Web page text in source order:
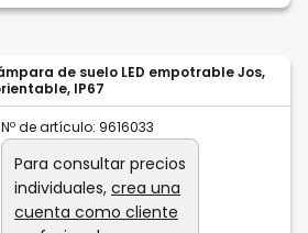
de suelo LED empotrable Jos,
IP67
Nº de artículo: 9616033
Para consultar precios
individuales, crea una
cuenta como cliente